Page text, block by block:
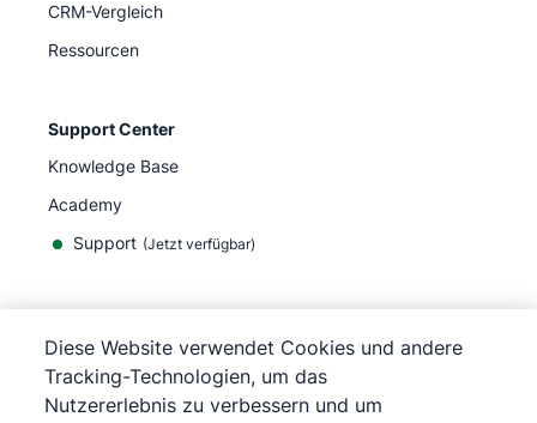
CRM-Vergleich
Ressourcen
Support Center
Knowledge Base
Academy
Support (Jetzt verfügbar)
©2026Pipedrive
Pipedrive
Diese Website verwendet Cookies und andere
Tracking-Technologien, um das
Nutzererlebnis zu verbessern und um